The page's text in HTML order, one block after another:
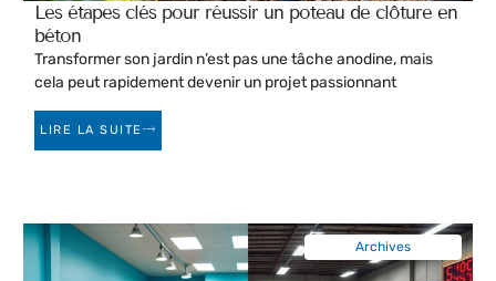
Les étapes clés pour réussir un poteau de clôture en
béton
Transformer son jardin n’est pas une tâche anodine, mais
cela peut rapidement devenir un projet passionnant
LIRE LA SUITE
Archives